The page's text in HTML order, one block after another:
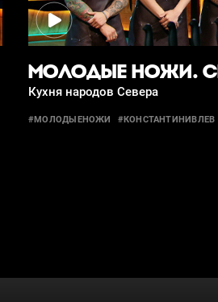
МОЛОДЫЕ НОЖИ.
Кухня народов Севера
#МОЛОДЫЕНОЖИ #КОНСТАНТИНИВЛЕВ